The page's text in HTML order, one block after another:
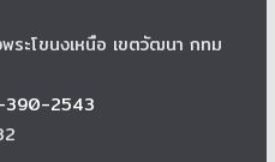
ะโขนงเหนือ เขตวัฒนา กทม
2543